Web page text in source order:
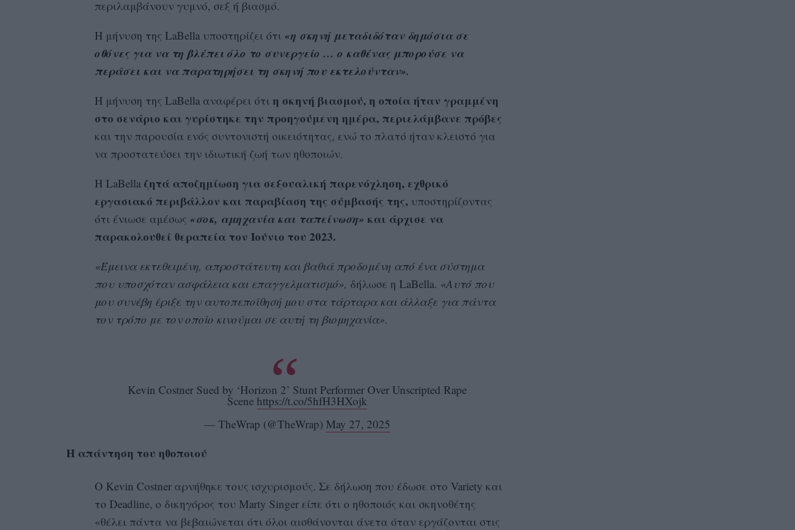
περιλαμβάνουν γυμνό, σεξ ή βιασμό.
Η μήνυση της LaBella υποστηρίζει ότι «η σκηνή μεταδιδόταν δημόσια σε
οθόνες για να τη βλέπει όλο το συνεργείο … ο καθένας μπορούσε να
περάσει και να παρατηρήσει τη σκηνή που εκτελούνταν».
Η μήνυση της LaBella αναφέρει ότι η σκηνή βιασμού, η οποία ήταν γραμμένη
στο σενάριο και γυρίστηκε την προηγούμενη ημέρα, περιελάμβανε πρόβες
και την παρουσία ενός συντονιστή οικειότητας, ενώ το πλατό ήταν κλειστό για
να προστατεύσει την ιδιωτική ζωή των ηθοποιών.
Η LaBellaζητά αποζημίωση για σεξουαλική παρενόχληση, εχθρικό
εργασιακό περιβάλλον και παραβίαση της σύμβασής της, υποστηρίζοντας
ότι ένιωσε αμέσως «σοκ, αμηχανία και ταπείνωση» και άρχισε να
παρακολουθεί θεραπεία τον Ιούνιο του 2023.
«Έμεινα εκτεθειμένη, απροστάτευτη και βαθιά προδομένη από ένα σύστημα
που υποσχόταν ασφάλεια και επαγγελματισμό», δήλωσε η LaBella. «Αυτό που
μου συνέβη έριξε την αυτοπεποίθησή μου στα τάρταρα και άλλαξε για πάντα
τον τρόπο με τον οποίο κινούμαι σε αυτή τη βιομηχανία».
Kevin Costner Sued by ‘Horizon 2’ Stunt Performer Over Unscripted Rape
Scene https://t.co/5hfH3HXojk
— TheWrap (@TheWrap) May 27, 2025
Η απάντηση του ηθοποιού
Ο Kevin Costner αρνήθηκε τους ισχυρισμούς. Σε δήλωση που έδωσε στο Variety και
το Deadline, ο δικηγόρος του Marty Singer είπε ότι ο ηθοποιός και σκηνοθέτης
«θέλει πάντα να βεβαιώνεται ότι όλοι αισθάνονται άνετα όταν εργάζονται στις